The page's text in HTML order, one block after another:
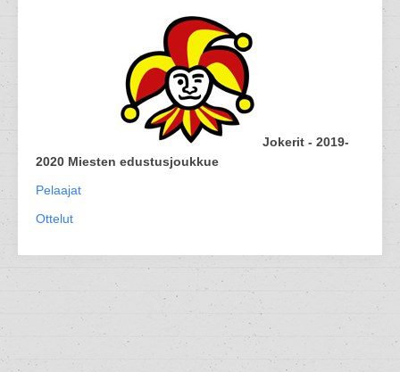
Jokerit - 2019-
2020 Miesten edustusjoukkue
Pelaajat
Ottelut